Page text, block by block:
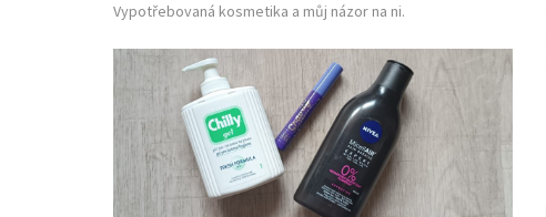
Vypotřebovaná kosmetika a můj názor na ni.